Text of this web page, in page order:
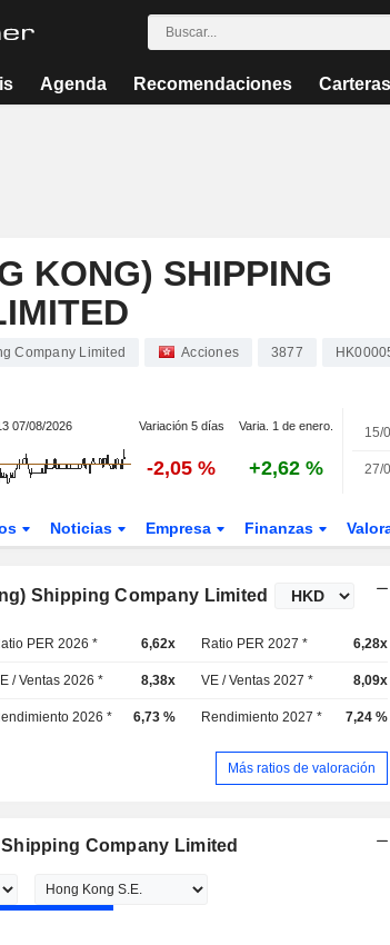
Agenda Recomendaciones Carteras
KONG) SHIPPING
Company Limited Acciones 3877
07/08/2026 Variación 5 días Varia. 1 de enero.
-2,05 % +2,62 %
15/
27/
Noticias Empresa Finanzas
Shipping Company Limited
PER 2026 * 6,62x Ratio PER 2027 * 6,28x
/ Ventas 2026 * 8,38x VE / Ventas 2027 * 8,09x
2026 * 6,73 % Rendimiento 2027 * 7,24 %
Más ratios de valoración
Company Limited